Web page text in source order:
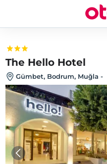
The Hello Hotel
Gümbet, Bodrum, Muğla -